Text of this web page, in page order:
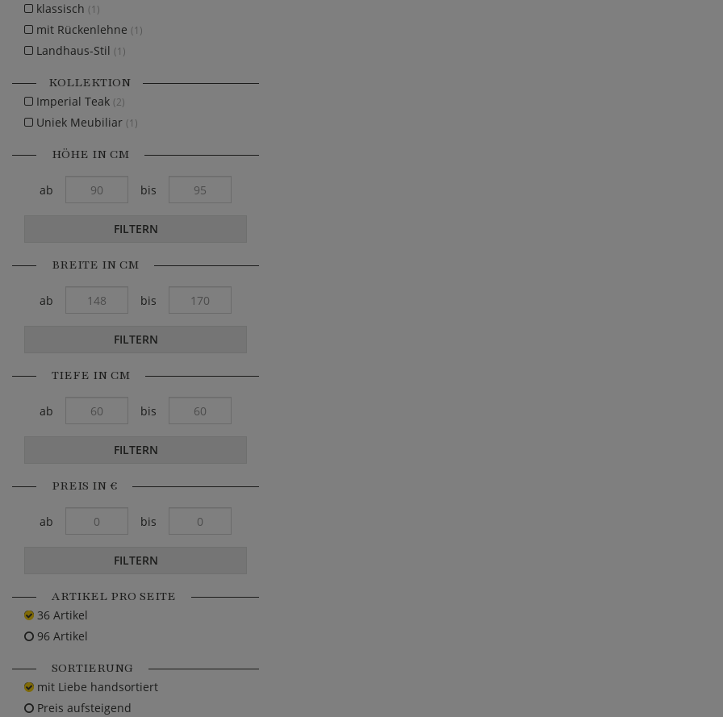
klassisch (1)
mit Rückenlehne (1)
Landhaus-Stil (1)
KOLLEKTION
Imperial Teak (2)
Uniek Meubiliar (1)
HÖHE IN CM
ab bis
FILTERN
BREITE IN CM
ab bis
FILTERN
TIEFE IN CM
ab bis
FILTERN
PREIS IN €
ab bis
FILTERN
ARTIKEL PRO SEITE
36 Artikel
96 Artikel
SORTIERUNG
mit Liebe handsortiert
Preis aufsteigend